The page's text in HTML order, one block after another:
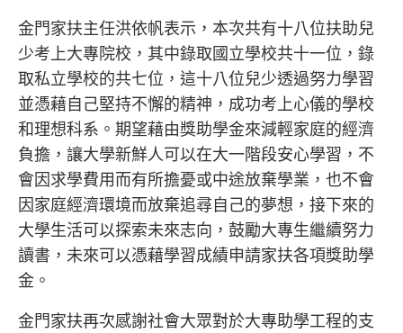
金門家扶主任洪依帆表示，本次共有十八位扶助兒
少考上大專院校，其中錄取國立學校共十一位，錄
取私立學校的共七位，這十八位兒少透過努力學習
並憑藉自己堅持不懈的精神，成功考上心儀的學校
和理想科系。期望藉由獎助學金來減輕家庭的經濟
負擔，讓大學新鮮人可以在大一階段安心學習，不
會因求學費用而有所擔憂或中途放棄學業，也不會
因家庭經濟環境而放棄追尋自己的夢想，接下來的
大學生活可以探索未來志向，鼓勵大專生繼續努力
讀書，未來可以憑藉學習成績申請家扶各項獎助學
金。
金門家扶再次感謝社會大眾對於大專助學工程的支